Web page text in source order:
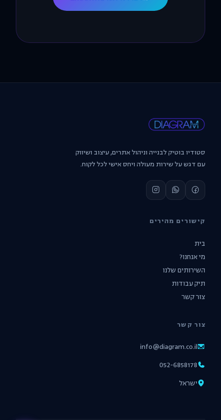
סטודיו בוטיק לבנייה וניהול אתרים, עיצוב ושיווק
עם דגש על שירות מעולה ויחס אישי לכל לקוח.
קישורים מהירים
בית
מי אנחנו?
השירותים שלנו
תיק עבודות
צור קשר
צור קשר
info@diagram.co.il
052-6858178
ישראל